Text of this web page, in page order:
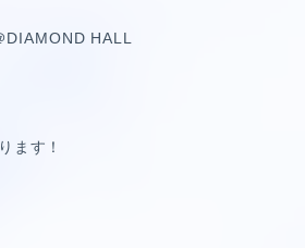
DIAMOND HALL
ます！